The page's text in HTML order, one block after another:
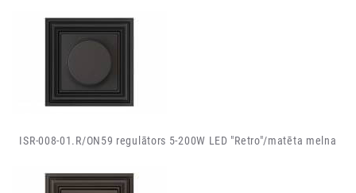
ISR-008-01.R/ON59 regulātors 5-200W LED "Retro"/matēta melna